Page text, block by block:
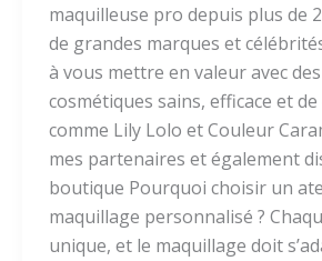
maquilleuse pro depuis plus de
de grandes marques et
à vous mettre en valeur avec
cosmétiques sains, efficace et
comme Lily Lolo et Couleur
mes partenaires et également
boutique Pourquoi choisir un
maquillage personnalisé ?
unique, et le maquillage doit